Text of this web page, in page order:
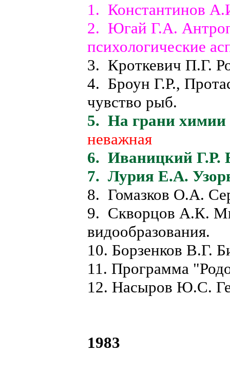
1. Константинов
2. Югай Г.А.
психологические
3. Кроткевич П.Г.
4. Броун Г.Р.,
чувство рыб.
5. На грани химии
неважная
6. Иваницкий Г.Р.
7. Лурия Е.А.
8. Гомазков О.А.
9. Скворцов А.К.
видообразования.
10. Борзенков В.Г.
11. Программа
12. Насыров Ю.С.
1983